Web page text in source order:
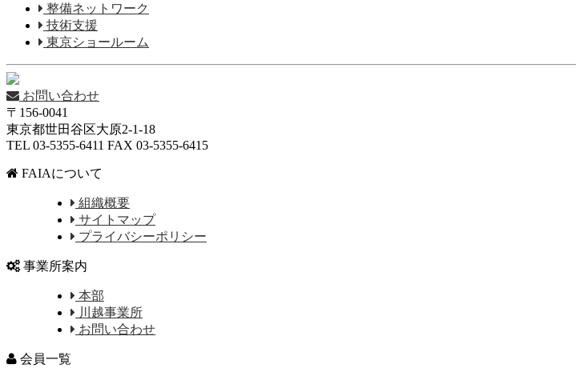
整備ネットワーク
技術支援
東京ショールーム
お問い合わせ
〒156-0041
東京都世田谷区大原2-1-18
TEL 03-5355-6411 FAX 03-5355-6415
FAIAについて
組織概要
サイトマップ
プライバシーポリシー
事業所案内
本部
川越事業所
お問い合わせ
会員一覧